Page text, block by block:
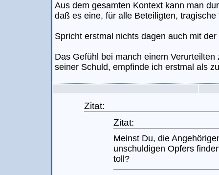
Aus dem gesamten Kontext kann man
daß es eine, für alle Beteiligten, tragische
Spricht erstmal nichts dagen auch mit
Das Gefühl bei manch einem
seiner Schuld, empfinde ich erstmal als
Zitat:
Zitat:
Meinst Du, die
unschuldigen Opfers
toll?